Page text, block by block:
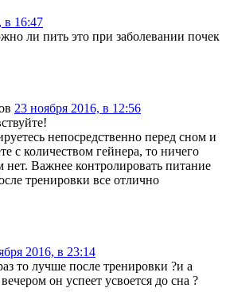
в 16:47
ли пить это при заболевании почек
23 ноября 2016, в 12:56
непосредственно перед сном и
с количеством гейнера, то ничего
нет. Важнее контролировать питание
тренировки все отлично
2016, в 23:14
то лучше после тренировки ?и а
он успеет усвоется до сна ?